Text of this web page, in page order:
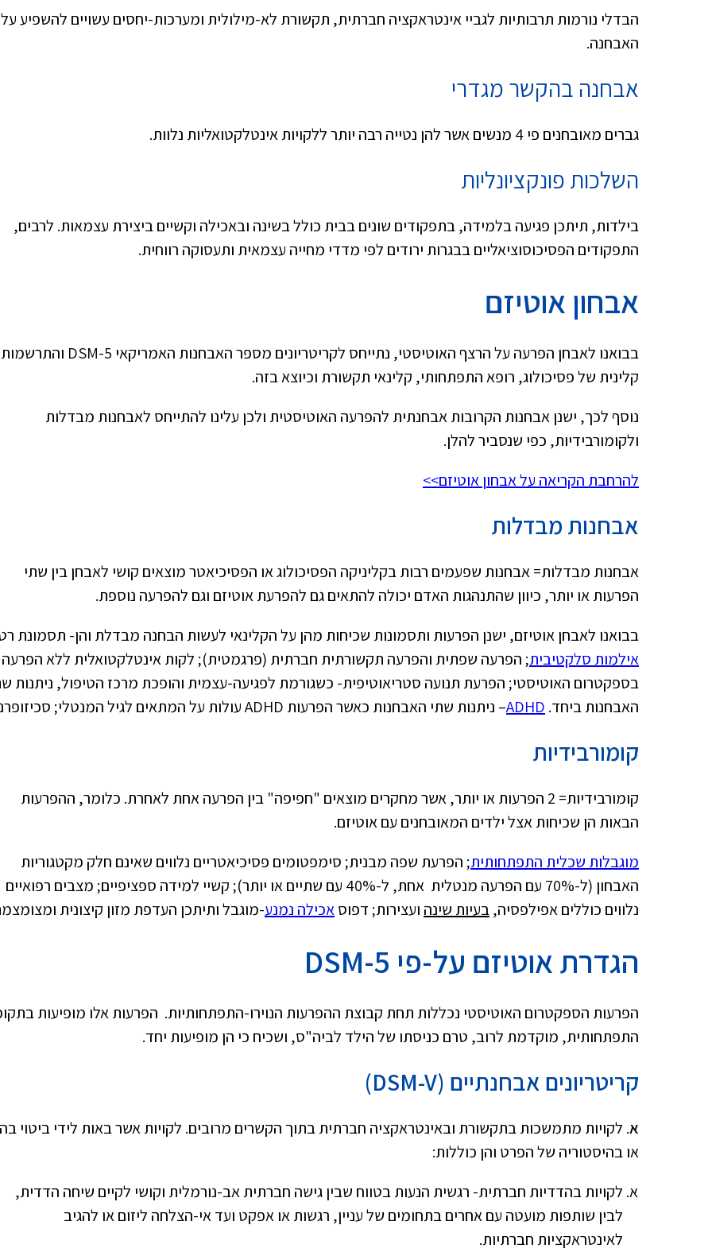
הבדלי נורמות תרבותיות לגביי אינטראקציה חברתית, תקשורת לא-מילולית ומערכות-יחסים עשויים להשפיע על
האבחנה.
אבחנה בהקשר מגדרי
גברים מאובחנים פי 4 מנשים אשר להן נטייה רבה יותר ללקויות אינטלקטואליות נלוות.
השלכות פונקציונליות
בילדות, תיתכן פגיעה בלמידה, בתפקודים שונים בבית כולל בשינה ובאכילה וקשיים ביצירת עצמאות. לרבים,
התפקודים הפסיכוסוציאליים בבגרות ירודים לפי מדדי מחייה עצמאית ותעסוקה רווחית.
אבחון אוטיזם
בבואנו לאבחן הפרעה על הרצף האוטיסטי, נתייחס לקריטריונים מספר האבחנות האמריקאי DSM-5 והתרשמות
קלינית של פסיכולוג, רופא התפתחותי, קלינאי תקשורת וכיוצא בזה.
נוסף לכך, ישנן אבחנות הקרובות אבחנתית להפרעה האוטיסטית ולכן עלינו להתייחס לאבחנות מבדלות
ולקומורבידיות, כפי שנסביר להלן.
להרחבת הקריאה על אבחון אוטיזם>>
אבחנות מבדלות
אבחנות מבדלות= אבחנות שפעמים רבות בקליניקה הפסיכולוג או הפסיכיאטר מוצאים קושי לאבחן בין שתי
הפרעות או יותר, כיוון שהתנהגות האדם יכולה להתאים גם להפרעת אוטיזם וגם להפרעה נוספת.
בבואנו לאבחן אוטיזם, ישנן הפרעות ותסמונות שכיחות מהן על הקלינאי לעשות הבחנה מבדלת והן- תסמונת
אילמות סלקטיבית; הפרעה שפתית והפרעה תקשורתית חברתית (פרגמטית); לקות אינטלקטואלית ללא הפרעה
בספקטרום האוטיסטי; הפרעת תנועה סטריאוטיפית- כשגורמת לפגיעה-עצמית והופכת מרכז הטיפול, ניתנות
האבחנות ביחד. ADHD– ניתנות שתי האבחנות כאשר הפרעות ADHD עולות על המתאים לגיל המנטלי; סכיזופרניה.
קומורבידיות
קומורבידיות= 2 הפרעות או יותר, אשר מחקרים מוצאים "חפיפה" בין הפרעה אחת לאחרת. כלומר, ההפרעות
הבאות הן שכיחות אצל ילדים המאובחנים עם אוטיזם.
מוגבלות שכלית התפתחותית; הפרעת שפה מבנית; סימפטומים פסיכיאטריים נלווים שאינם חלק מקטגוריות
האבחון (ל-70% עם הפרעה מנטלית אחת, ל-40% עם שתיים או יותר); קשיי למידה ספציפיים; מצבים רפואיים
נלווים כוללים אפילפסיה,בעיות שינה ועצירות; דפוסאכילה נמנע-מוגבל ותיתכן העדפת מזון קיצונית
הגדרת אוטיזם על-פי DSM-5
הפרעות הספקטרום האוטיסטי נכללות תחת קבוצת ההפרעות הנוירו-התפתחותיות. הפרעות אלו מופיעות
התפתחותית, מוקדמת לרוב, טרם כניסתו של הילד לביה"ס, ושכיח כי הן מופיעות יחד.
קריטריונים אבחנתיים (DSM-V
)
א. לקויות מתמשכות בתקשורת ובאינטראקציה חברתית בתוך הקשרים מרובים. לקויות אשר באות לידי ביטוי
או בהיסטוריה של הפרט והן כוללות:
לקויות בהדדיות חברתית- רגשית הנעות בטווח שבין גישה חברתית אב-נורמלית וקושי לקיים שיחה הדדית,
לבין שותפות מועטה עם אחרים בתחומים של עניין, רגשות או אפקט ועד אי-הצלחה ליזום או להגיב
לאינטראקציות חברתיות.